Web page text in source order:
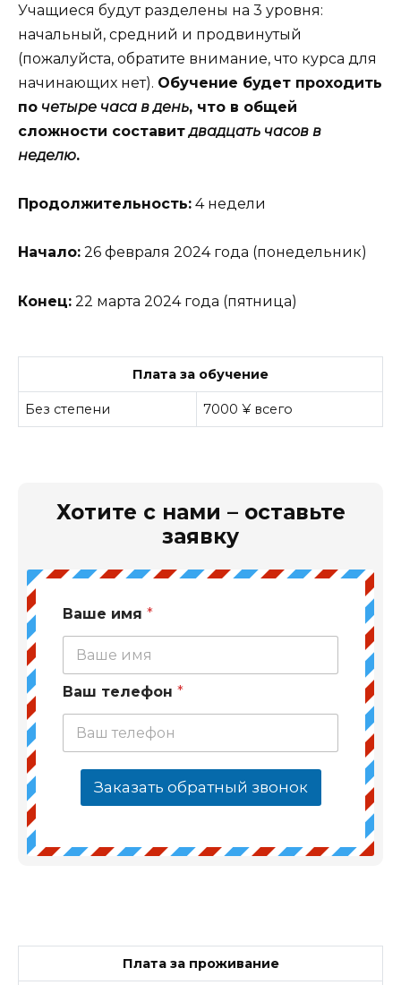
Учащиеся будут разделены на 3 уровня:
начальный, средний и продвинутый
(пожалуйста, обратите внимание, что курса для
начинающих нет). Обучение будет проходить
по четыре часа в день, что в общей
сложности составит двадцать часов в
неделю.
Продолжительность: 4 недели
Начало: 26 февраля 2024года (понедельник)
Конец: 22 марта 2024года (пятница)
Плата за обучение
Без степени 7000 ¥ всего
Хотите с нами – оставьте
заявку
Ваше имя *
Ваш телефон *
Заказать обратный звонок
Плата за проживание